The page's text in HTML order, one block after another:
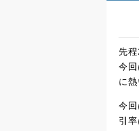
先
今
に
今
引